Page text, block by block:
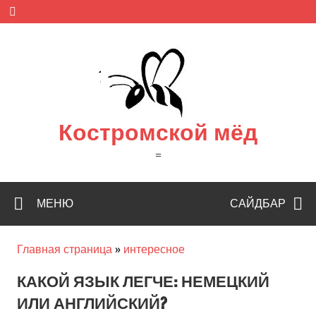
Skip
content
Костромской мёд
=
САЙДБАР
МЕНЮ
Главная страница » интересное
КАКОЙ ЯЗЫК ЛЕГЧЕ: НЕМЕЦКИЙ
ИЛИ АНГЛИЙСКИЙ?